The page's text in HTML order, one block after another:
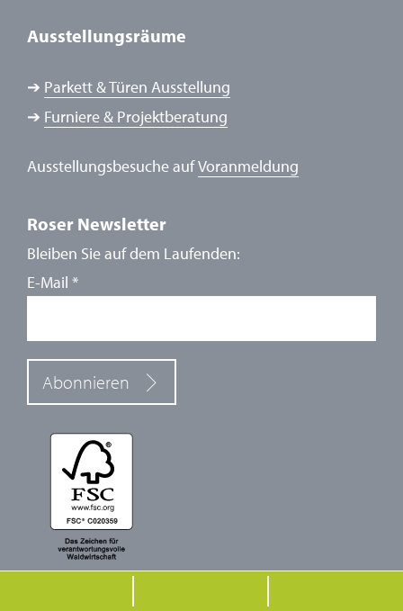
Ausstellungsräume
➔ Parkett & Türen Ausstellung
➔ Furniere & Projektberatung
Ausstellungsbesuche aufVoranmeldung
Roser Newsletter
Bleiben Sie auf dem Laufenden:
E-Mail *
Abonnieren